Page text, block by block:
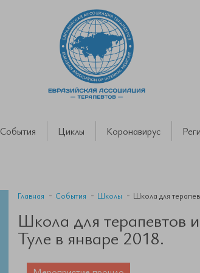
События Циклы Коронавирус
Главная События Школы Школа для
Школа для терапевтов
Туле в январе 2018.